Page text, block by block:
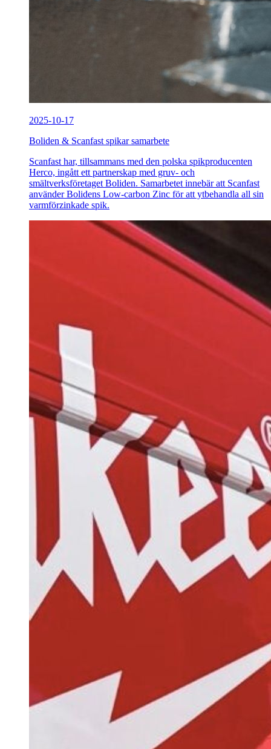
2025-10-17
Boliden & Scanfast spikar samarbete
Scanfast har, tillsammans med den polska spikproducenten
Herco, ingått ett partnerskap med gruv- och
smältverksföretaget Boliden. Samarbetet innebär att Scanfast
använder Bolidens Low-carbon Zinc för att ytbehandla all sin
varmförzinkade spik.